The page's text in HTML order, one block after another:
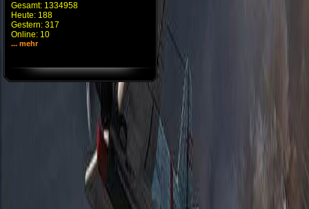
Gesamt: 1334958
Heute: 188
Gestern: 317
Online: 10
... mehr